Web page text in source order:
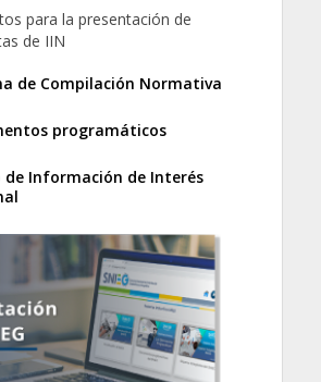
para la presentación de
de IIN
de Compilación Normativa
programáticos
de Información de Interés